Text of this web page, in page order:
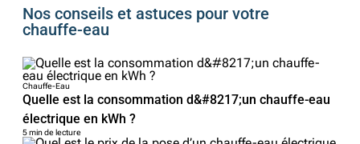
Nos conseils et astuces pour votre
chauffe-eau
Chauffe-Eau
Quelle est la consommation d&#8217;un chauffe-eau
électrique en kWh ?
5 min de lecture